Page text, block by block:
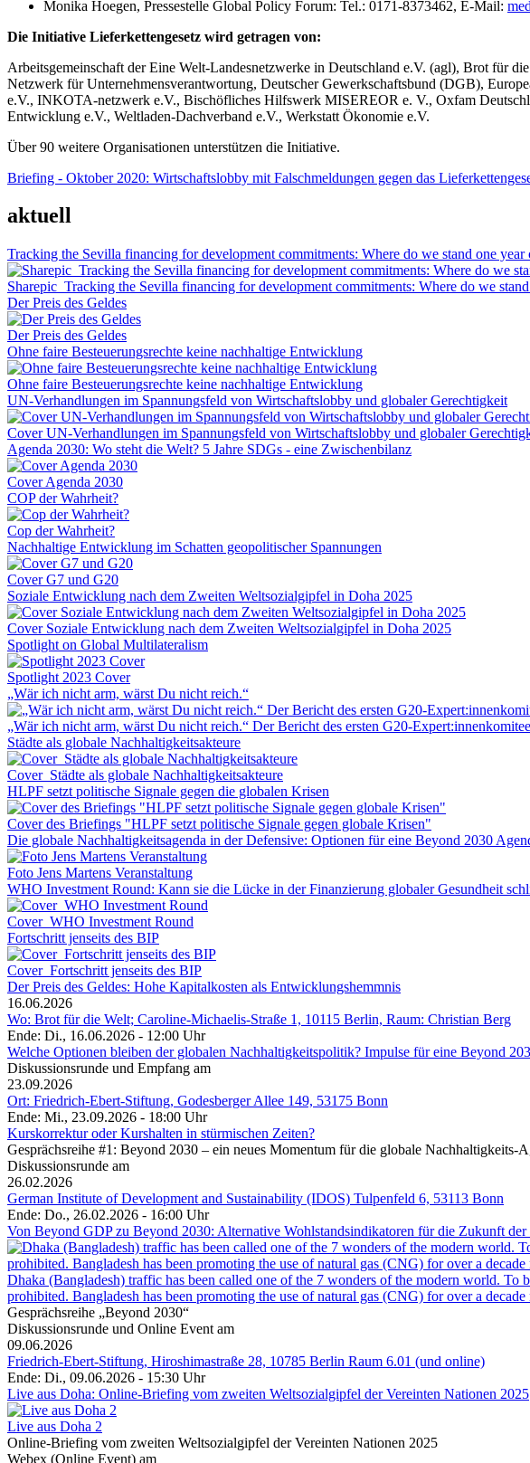
Monika Hoegen, Pressestelle Global Policy Forum: Tel.: 0171-8373462, E-Mail:
Die Initiative Lieferkettengesetz wird getragen von:
Arbeitsgemeinschaft der Eine Welt-Landesnetzwerke in Deutschland e.V. (agl), Brot
Netzwerk für Unternehmensverantwortung, Deutscher Gewerkschaftsbund (DGB),
e.V., INKOTA-netzwerk e.V., Bischöfliches Hilfswerk MISEREOR e. V., Oxfam
Entwicklung e.V., Weltladen-Dachverband e.V., Werkstatt Ökonomie e.V.
Über 90 weitere Organisationen unterstützen die Initiative.
Briefing - Oktober 2020: Wirtschaftslobby mit Falschmeldungen gegen das
aktuell
Tracking the Sevilla financing for development commitments: Where do we stand one year
Sharepic_Tracking the Sevilla financing for development commitments: Where do we
Der Preis des Geldes
Der Preis des Geldes
Ohne faire Besteuerungsrechte keine nachhaltige Entwicklung
Ohne faire Besteuerungsrechte keine nachhaltige Entwicklung
UN-Verhandlungen im Spannungsfeld von Wirtschaftslobby und globaler Gerechtigkeit
Cover UN-Verhandlungen im Spannungsfeld von Wirtschaftslobby und globaler
Agenda 2030: Wo steht die Welt? 5 Jahre SDGs - eine Zwischenbilanz
Cover Agenda 2030
COP der Wahrheit?
Cop der Wahrheit?
Nachhaltige Entwicklung im Schatten geopolitischer Spannungen
Cover G7 und G20
Soziale Entwicklung nach dem Zweiten Weltsozialgipfel in Doha 2025
Cover Soziale Entwicklung nach dem Zweiten Weltsozialgipfel in Doha 2025
Spotlight on Global Multilateralism
Spotlight 2023 Cover
„Wär ich nicht arm, wärst Du nicht reich.“
„Wär ich nicht arm, wärst Du nicht reich.“ Der Bericht des ersten G20-
Städte als globale Nachhaltigkeitsakteure
Cover_Städte als globale Nachhaltigkeitsakteure
HLPF setzt politische Signale gegen die globalen Krisen
Cover des Briefings "HLPF setzt politische Signale gegen globale Krisen"
Die globale Nachhaltigkeitsagenda in der Defensive: Optionen für eine Beyond 2030
Foto Jens Martens Veranstaltung
WHO Investment Round: Kann sie die Lücke in der Finanzierung globaler Gesundheit
Cover_WHO Investment Round
Fortschritt jenseits des BIP
Cover_Fortschritt jenseits des BIP
Der Preis des Geldes: Hohe Kapitalkosten als Entwicklungshemmnis
16.06.2026
Wo: Brot für die Welt; Caroline-Michaelis-Straße 1, 10115 Berlin, Raum: Christian Berg
Ende: Di., 16.06.2026 - 12:00 Uhr
Welche Optionen bleiben der globalen Nachhaltigkeitspolitik? Impulse für eine Beyond
Diskussionsrunde und Empfang am
23.09.2026
Ort: Friedrich-Ebert-Stiftung, Godesberger Allee 149, 53175 Bonn
Ende: Mi., 23.09.2026 - 18:00 Uhr
Kurskorrektur oder Kurshalten in stürmischen Zeiten?
Gesprächsreihe #1: Beyond 2030 – ein neues Momentum für die globale Nachhaltigkeits-
Diskussionsrunde am
26.02.2026
German Institute of Development and Sustainability (IDOS) Tulpenfeld 6, 53113 Bonn
Ende: Do., 26.02.2026 - 16:00 Uhr
Von Beyond GDP zu Beyond 2030: Alternative Wohlstandsindikatoren für die Zukunft
Dhaka (Bangladesh) traffic has been called one of the 7 wonders of the modern world.
prohibited. Bangladesh has been promoting the use of natural gas (CNG) for over a
Gesprächsreihe „Beyond 2030“
Diskussionsrunde und Online Event am
09.06.2026
Friedrich-Ebert-Stiftung, Hiroshimastraße 28, 10785 Berlin Raum 6.01 (und online)
Ende: Di., 09.06.2026 - 15:30 Uhr
Live aus Doha: Online-Briefing vom zweiten Weltsozialgipfel der Vereinten Nationen 2025
Live aus Doha 2
Online-Briefing vom zweiten Weltsozialgipfel der Vereinten Nationen 2025
Webex (Online Event) am